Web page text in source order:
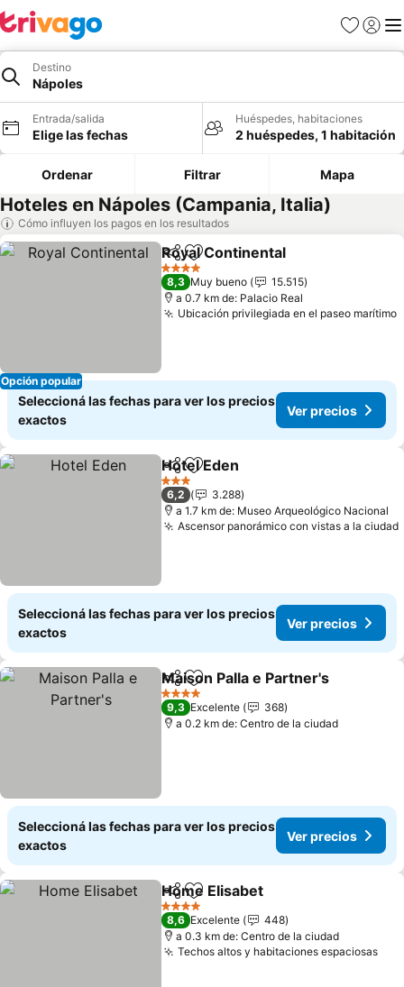
Favoritos
Iniciar
Destino
Nápoles
Entrada/salida
Elige las fechas
Huéspedes, habitaciones
2 huéspedes, 1 habitación
Ordenar Filtrar Mapa
Hoteles en Nápoles (Campania, Italia)
Cómo influyen los pagos en los resultados
Opción popular
CompartirAñadir a favoritos
Royal Continental
4 Estrellas
8,3 Muy bueno
15.515
a 0.7 km de: Palacio Real
Ubicación privilegiada en el paseo marítimo
Seleccioná las fechas para ver los precios
exactos
Ver precios
CompartirAñadir a favoritos
Hotel Eden
3 Estrellas
6,2
3.288
a 1.7 km de: Museo Arqueológico Nacional
Ascensor panorámico con vistas a la ciudad
Seleccioná las fechas para ver los precios
exactos
Ver precios
CompartirAñadir a favoritos
Maison Palla e Partner's
4 Estrellas
9,3 Excelente
368
a 0.2 km de: Centro de la ciudad
Seleccioná las fechas para ver los precios
exactos
Ver precios
CompartirAñadir a favoritos
Home Elisabet
4 Estrellas
8,6 Excelente
448
a 0.3 km de: Centro de la ciudad
Techos altos y habitaciones espaciosas